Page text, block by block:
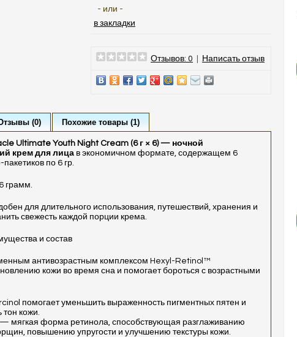
- или -
в закладки
Отзывов: 0 Написать отзыв
(0) Похожие товары (1)
Ultimate Youth Night Cream (6 г × 6) — ночной
крем для лица в экономичном формате, содержащем 6
по 6 гр.
грамм.
для длительного использования, путешествий, хранения и
свежесть каждой порции крема.
и состав
антивозрастным комплексом Hexyl-Retinol™
кожи во время сна и помогает бороться с возрастными
помогает уменьшить выраженность пигментных пятен и
тон кожи.
мягкая форма ретинола, способствующая разглаживанию
повышению упругости и улучшению текстуры кожи.